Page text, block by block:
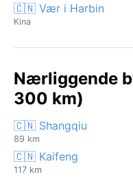
🇨🇳 Vær i Harbin
Kina
Nærliggende
300 km)
🇨🇳 Shangqiu
89 km
🇨🇳 Kaifeng
117 km